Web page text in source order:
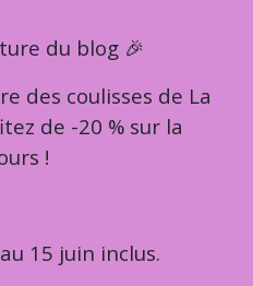
du blog 🎉
des coulisses de La
de -20 % sur la
!
15 juin inclus.